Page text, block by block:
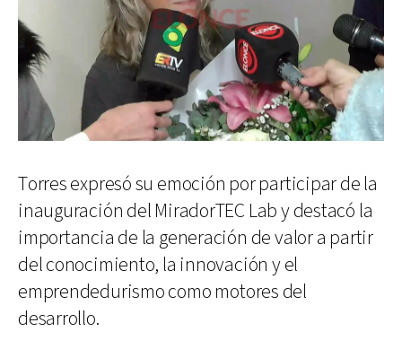
Torres expresó su emoción por participar de la
inauguración del MiradorTEC Lab y destacó la
importancia de la generación de valor a partir
del conocimiento, la innovación y el
emprendedurismo como motores del
desarrollo.